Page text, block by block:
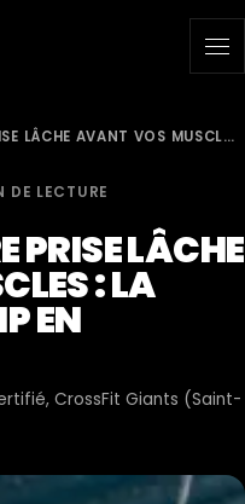
LÂCHE AVANT VOS MUSCL…
DE LECTURE
PRISE LÂCHE
: LA
EN
CrossFit Giants (Saint-